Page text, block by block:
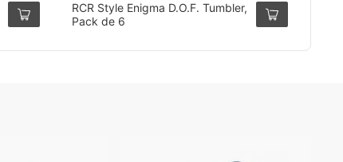
RCR Style Enigma D.O.F. Tumbler,
Pack de 6